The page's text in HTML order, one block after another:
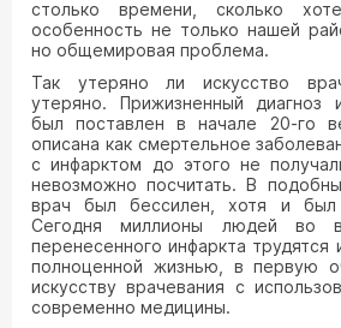
столько времени, сколько
особенность не только нашей
но общемировая проблема.
Так утеряно ли искусство
утеряно. Прижизненный диагноз
был поставлен в начале 20-го
описана как смертельное
с инфарктом до этого не
невозможно посчитать. В
врач был бессилен, хотя и
Сегодня миллионы людей во
перенесенного инфаркта
полноценной жизнью, в первую
искусству врачевания с
современно медицины.